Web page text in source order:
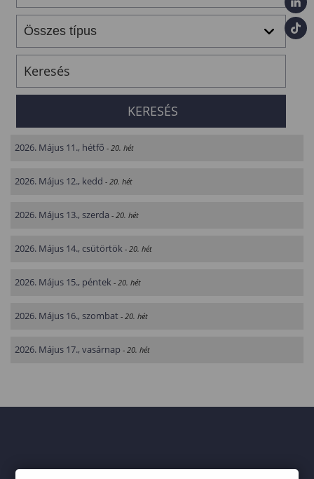
2026. Május 11., hétfő - 20. hét
2026. Május 12., kedd - 20. hét
2026. Május 13., szerda - 20. hét
2026. Május 14., csütörtök - 20. hét
2026. Május 15., péntek - 20. hét
2026. Május 16., szombat - 20. hét
2026. Május 17., vasárnap - 20. hét